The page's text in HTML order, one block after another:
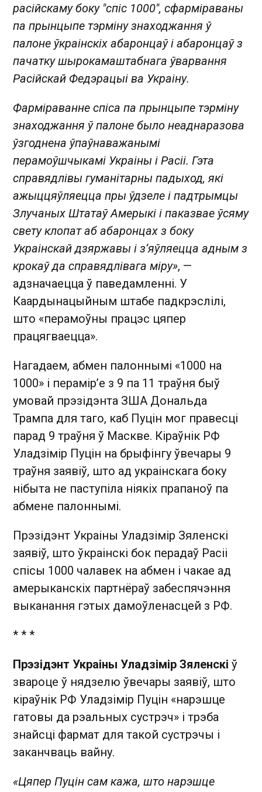
расійскаму боку "спіс 1000", сфарміраваны
па прынцыпе тэрміну знаходжання ў
палоне ўкраінскіх абаронцаў і абаронцаў з
пачатку шырокамаштабнага ўварвання
Расійскай Федэрацыі ва Украіну.
Фарміраванне спіса па прынцыпе тэрміну
знаходжання ў палоне было неаднаразова
ўзгоднена ўпаўнаважанымі
перамоўшчыкамі Украіны і Расіі. Гэта
справядлівы гуманітарны падыход, які
ажыццяўляецца пры ўдзеле і падтрымцы
Злучаных Штатаў Амерыкі і паказвае ўсяму
свету клопат аб абаронцах з боку
Украінскай дзяржавы і з’яўляецца адным з
крокаў да справядлівага міру», —
адзначаецца ў паведамленні. У
Каардынацыйным штабе падкрэслілі,
што «перамоўны працэс цяпер
працягваецца».
Нагадаем, абмен палоннымі «1000 на
1000» і перамір’е з 9 па 11 траўня быў
умовай прэзідэнта ЗША Дональда
Трампа для таго, каб Пуцін мог правесці
парад 9 траўня ў Маскве. Кіраўнік РФ
Уладзімір Пуцін на брыфінгу ўвечары 9
траўня заявіў, што ад украінскага боку
нібыта не паступіла ніякіх прапаноў па
абмене палоннымі.
Прэзідэнт Украіны Уладзімір Зяленскі
заявіў, што ўкраінскі бок перадаў Расіі
спісы 1000 чалавек на абмен і чакае ад
амерыканскіх партнёраў забеспячэння
выканання гэтых дамоўленасцей з РФ.
* * *
Прэзідэнт Украіны Уладзімір Зяленскі ў
звароце ў нядзелю ўвечары заявіў, што
кіраўнік РФ Уладзімір Пуцін «нарэшце
гатовы да рэальных сустрэч» і трэба
знайсці фармат для такой сустрэчы і
заканчваць вайну.
«Цяпер Пуцін сам кажа, што нарэшце